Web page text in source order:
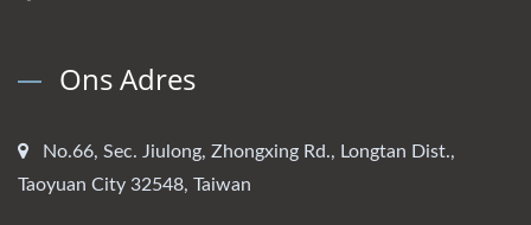
Ons Adres
No.66, Sec. Jiulong, Zhongxing Rd., Longtan Dist.,
Taoyuan City 32548, Taiwan